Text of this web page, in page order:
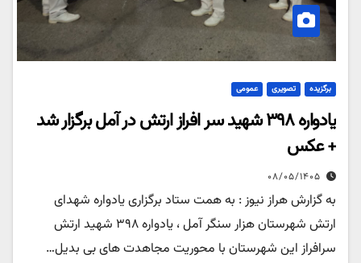
برگزیده تصویری عمومی
یادواره ۳۹۸ شهید سر افراز ارتش در آمل برگزار شد
+ عکس
۰۸/۰۵/۱۴۰۵
به گزارش هراز نیوز : به همت ستاد برگزاری یادواره شهدای
ارتش شهرستان هزار سنگر آمل ، یادواره ۳۹۸ شهید ارتش
سرافراز این شهرستان با محوریت مجاهدت های بی بدیل…